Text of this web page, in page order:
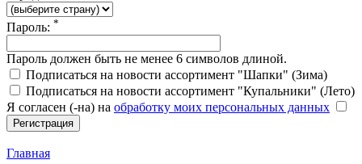
Пароль: *
Пароль должен быть не менее 6 символов длиной.
Подписаться на новости ассортимент "Шапки" (Зима)
Подписаться на новости ассортимент "Купальники" (Лето)
Я согласен (-на) на обработку моих персональных данных
Главная